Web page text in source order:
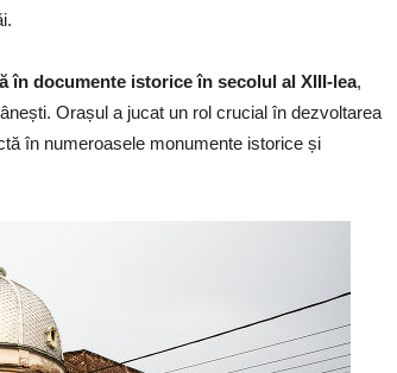
în documente istorice în secolul al XIII-lea,
Orașul a jucat un rol crucial în dezvoltarea
în numeroasele monumente istorice și